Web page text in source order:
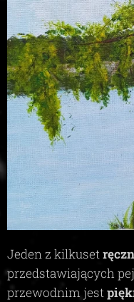
Jeden z kilkuset
przedstawiających
przewodnim jest